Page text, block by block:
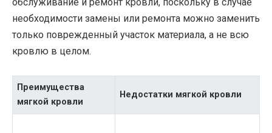
необходимости замены или ремонта можно заменить
только поврежденный участок материала, а не всю
кровлю в целом.
Преимущества
мягкой кровли
Недостатки мягкой кровли